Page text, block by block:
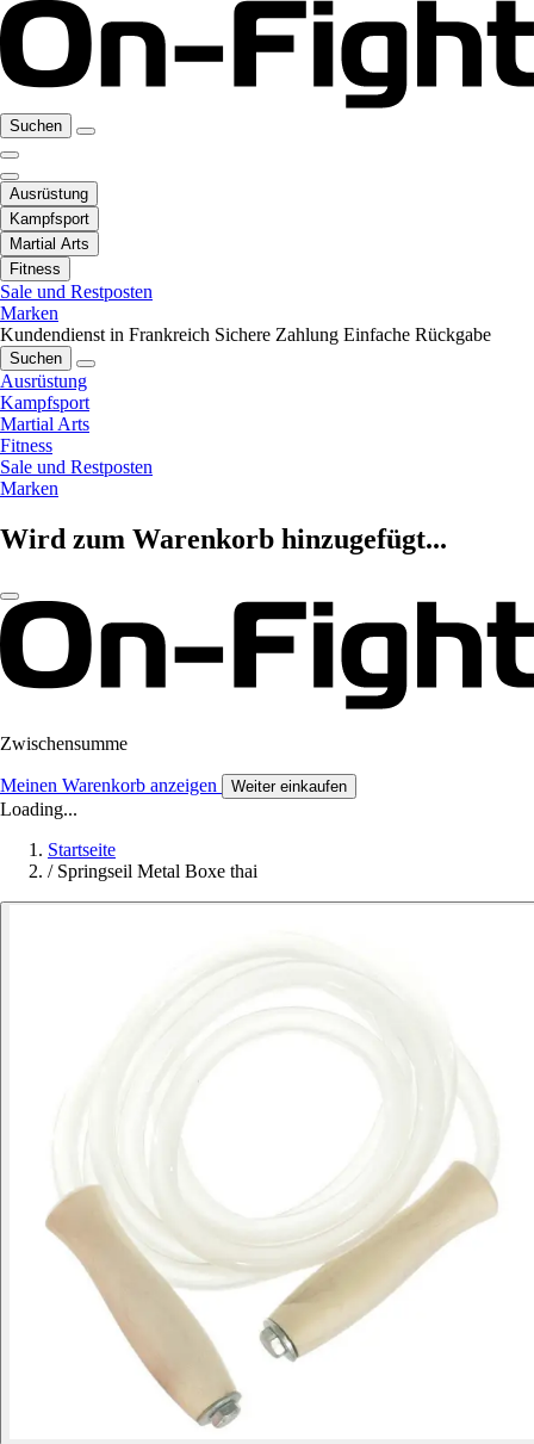
Suchen
Ausrüstung
Kampfsport
Martial Arts
Fitness
Sale und Restposten
Marken
Kundendienst in Frankreich Sichere Zahlung Einfache Rückgabe
Suchen
Ausrüstung
Kampfsport
Martial Arts
Fitness
Sale und Restposten
Marken
Wird zum Warenkorb hinzugefügt...
Zwischensumme
Meinen Warenkorb anzeigen Weiter einkaufen
Loading...
Startseite
/ Springseil Metal Boxe thai